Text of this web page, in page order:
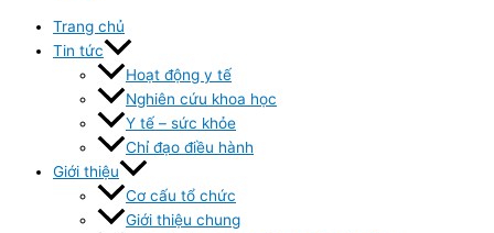
Trang chủ
Tin tức
Hoạt động y tế
Nghiên cứu khoa học
Y tế – sức khỏe
Chỉ đạo điều hành
Giới thiệu
Cơ cấu tổ chức
Giới thiệu chung